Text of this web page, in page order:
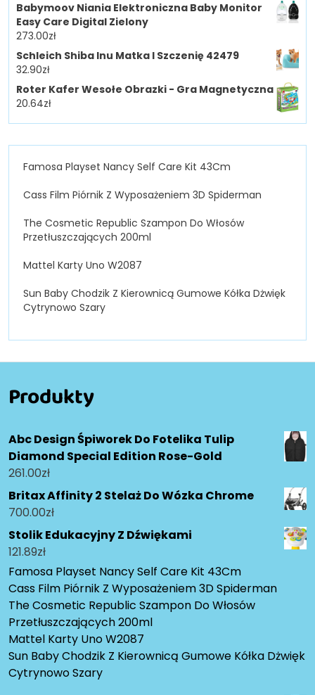
Babymoov Niania Elektroniczna Baby Monitor
Easy Care Digital Zielony
273.00zł
Schleich Shiba Inu Matka I Szczenię 42479
32.90zł
Roter Kafer Wesołe Obrazki - Gra Magnetyczna
20.64zł
Famosa Playset Nancy Self Care Kit 43Cm
Cass Film Piórnik Z Wyposażeniem 3D Spiderman
The Cosmetic Republic Szampon Do Włosów
Przetłuszczających 200ml
Mattel Karty Uno W2087
Sun Baby Chodzik Z Kierownicą Gumowe Kółka Dżwięk
Cytrynowo Szary
Produkty
Abc Design Śpiworek Do Fotelika Tulip
Diamond Special Edition Rose-Gold
261.00zł
Britax Affinity 2 Stelaż Do Wózka Chrome
700.00zł
Stolik Edukacyjny Z Dźwiękami
121.89zł
Famosa Playset Nancy Self Care Kit 43Cm
Cass Film Piórnik Z Wyposażeniem 3D Spiderman
The Cosmetic Republic Szampon Do Włosów
Przetłuszczających 200ml
Mattel Karty Uno W2087
Sun Baby Chodzik Z Kierownicą Gumowe Kółka Dżwięk
Cytrynowo Szary